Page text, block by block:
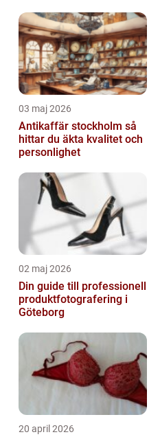
03 maj 2026
Antikaffär stockholm så
hittar du äkta kvalitet och
personlighet
02 maj 2026
Din guide till professionell
produktfotografering i
Göteborg
20 april 2026